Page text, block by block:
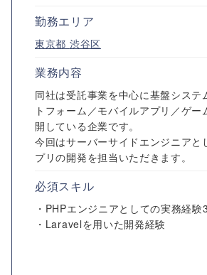
勤務エリア
東京都 渋谷区
業務内容
同社は受託事業を中心に基盤システ
トフォーム／モバイルアプリ／ゲー
開している企業です。
今回はサーバーサイドエンジニアと
プリの開発を担当いただきます。
必須スキル
・PHPエンジニアとしての実務経験
・Laravelを用いた開発経験